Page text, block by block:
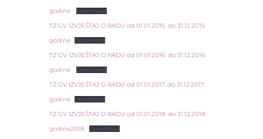
godine Download
TZ GV IZVJEŠTAJ O RADU od 01.01.2015. do 31.12.2015.
godine Download
TZ GV IZVJEŠTAJ O RADU od 01.01.2016. do 31.12.2016.
godine Download
TZ GV IZVJEŠTAJ O RADU od 01.01.2017. do 31.12.2017.
godine Download
TZ GV IZVJEŠTAJ O RADU od 01.01.2018. do 31.12.2018.
godine2018. Download